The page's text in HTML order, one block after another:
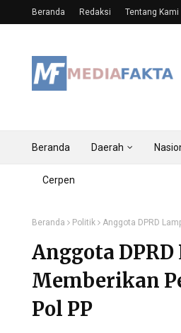
Beranda Redaksi Tentang Kami
Beranda Daerah
Cerpen
Beranda Politik Anggota DPRD
Anggota
Memberikan
Pol PP